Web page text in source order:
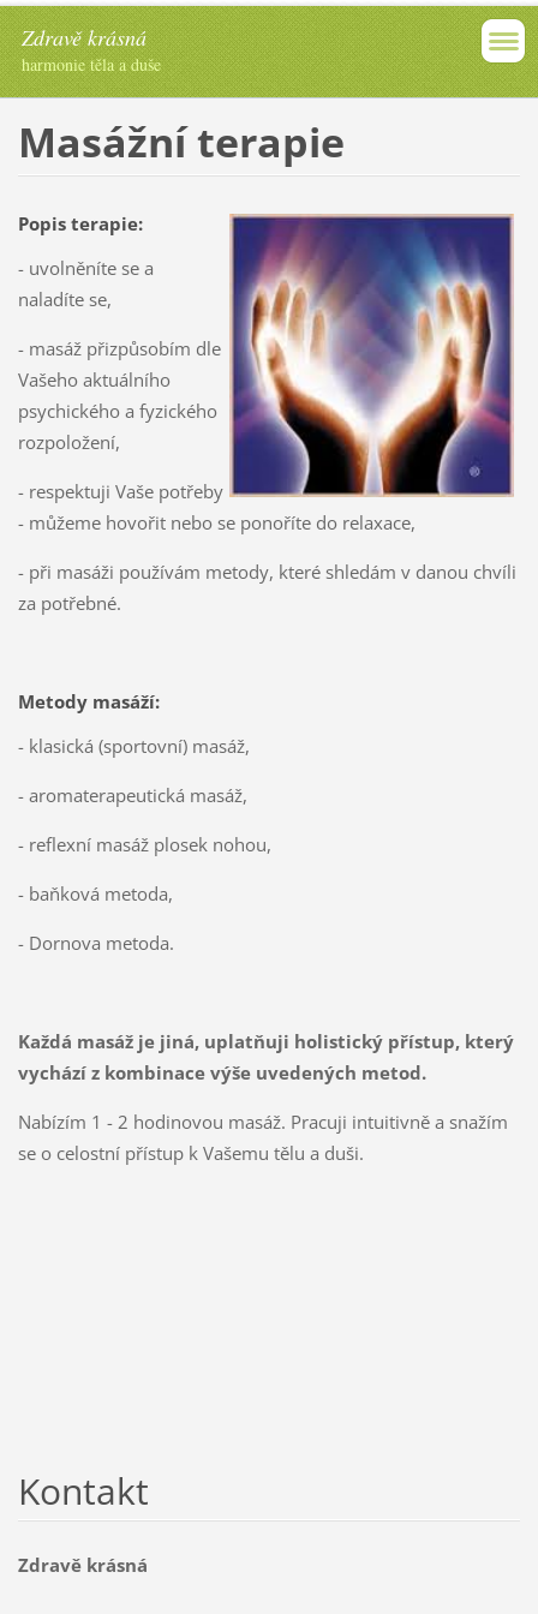
Zdravě krásná
harmonie těla a duše
Masážní terapie
Popis terapie:
- uvolněníte se a
naladíte se,
- masáž přizpůsobím dle
Vašeho aktuálního
psychického a fyzického
rozpoložení,
- respektuji Vaše potřeby
- můžeme hovořit nebo se ponoříte do relaxace,
- při masáži používám metody, které shledám v danou chvíli
za potřebné.
Metody masáží:
- klasická (sportovní) masáž,
- aromaterapeutická masáž,
- reflexní masáž plosek nohou,
- baňková metoda,
- Dornova metoda.
Každá masáž je jiná, uplatňuji holistický přístup, který
vychází z kombinace výše uvedených metod.
Nabízím 1 - 2 hodinovou masáž. Pracuji intuitivně a snažím
se o celostní přístup k Vašemu tělu a duši.
Kontakt
Zdravě krásná